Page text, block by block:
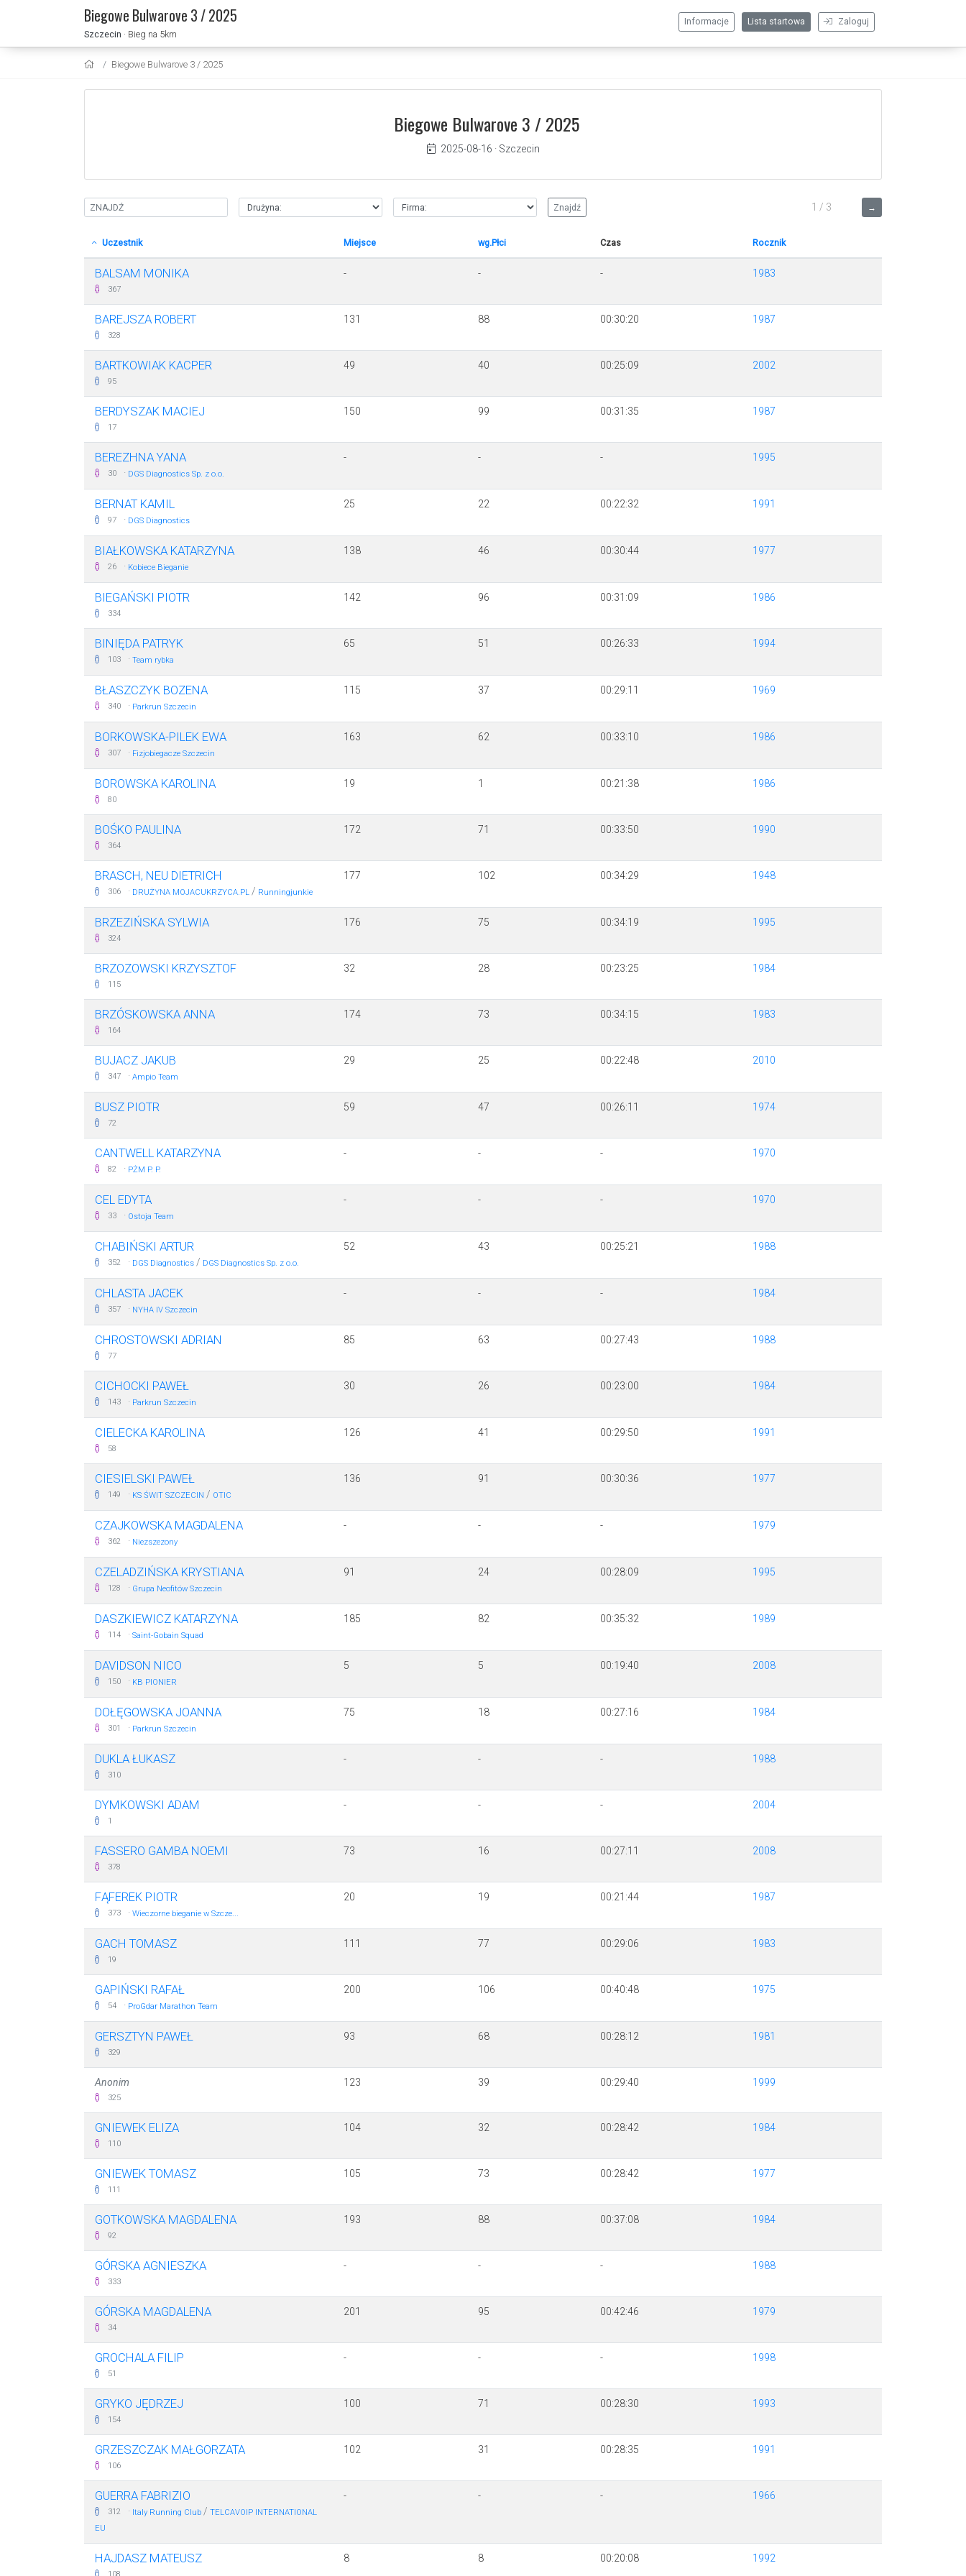
Biegowe Bulwarove 3 / 2025
Szczecin · Bieg na 5km
Zaloguj
Lista startowa
Informacje
Biegowe Bulwarove 3 / 2025
Biegowe Bulwarove 3 / 2025
2025-08-16 · Szczecin
→
1 / 3
Uczestnik Miejsce wg.Płci Czas Rocznik
BALSAM MONIKA
367
- - - 1983
BAREJSZA ROBERT
328
131 88 00:30:20 1987
BARTKOWIAK KACPER
95
49 40 00:25:09 2002
BERDYSZAK MACIEJ
17
150 99 00:31:35 1987
BEREZHNA YANA
30 · DGS Diagnostics Sp. z o.o.
- - - 1995
BERNAT KAMIL
97 · DGS Diagnostics
25 22 00:22:32 1991
BIAŁKOWSKA KATARZYNA
26 · Kobiece Bieganie
138 46 00:30:44 1977
BIEGAŃSKI PIOTR
334
142 96 00:31:09 1986
BINIĘDA PATRYK
103 · Team rybka
65 51 00:26:33 1994
BŁASZCZYK BOZENA
340 · Parkrun Szczecin
115 37 00:29:11 1969
BORKOWSKA-PILEK EWA
307 · Fizjobiegacze Szczecin
163 62 00:33:10 1986
BOROWSKA KAROLINA
80
19 1 00:21:38 1986
BOŚKO PAULINA
364
172 71 00:33:50 1990
BRASCH, NEU DIETRICH
306 · DRUŻYNA MOJACUKRZYCA.PL / Runningjunkie
177 102 00:34:29 1948
BRZEZIŃSKA SYLWIA
324
176 75 00:34:19 1995
BRZOZOWSKI KRZYSZTOF
115
32 28 00:23:25 1984
BRZÓSKOWSKA ANNA
164
174 73 00:34:15 1983
BUJACZ JAKUB
347 · Ampio Team
29 25 00:22:48 2010
BUSZ PIOTR
72
59 47 00:26:11 1974
CANTWELL KATARZYNA
82 · PŻM P. P.
- - - 1970
CEL EDYTA
33 · Ostoja Team
- - - 1970
CHABIŃSKI ARTUR
352 · DGS Diagnostics / DGS Diagnostics Sp. z o.o.
52 43 00:25:21 1988
CHLASTA JACEK
357 · NYHA IV Szczecin
- - - 1984
CHROSTOWSKI ADRIAN
77
85 63 00:27:43 1988
CICHOCKI PAWEŁ
143 · Parkrun Szczecin
30 26 00:23:00 1984
CIELECKA KAROLINA
58
126 41 00:29:50 1991
CIESIELSKI PAWEŁ
149 · KS ŚWIT SZCZECIN / OTIC
136 91 00:30:36 1977
CZAJKOWSKA MAGDALENA
362 · Niezszezony
- - - 1979
CZELADZIŃSKA KRYSTIANA
128 · Grupa Neofitów Szczecin
91 24 00:28:09 1995
DASZKIEWICZ KATARZYNA
114 · Saint-Gobain Squad
185 82 00:35:32 1989
DAVIDSON NICO
150 · KB PIONIER
5 5 00:19:40 2008
DOŁĘGOWSKA JOANNA
301 · Parkrun Szczecin
75 18 00:27:16 1984
DUKLA ŁUKASZ
310
- - - 1988
DYMKOWSKI ADAM
1
- - - 2004
FASSERO GAMBA NOEMI
378
73 16 00:27:11 2008
FĄFEREK PIOTR
373 · Wieczorne bieganie w Szcze...
20 19 00:21:44 1987
GACH TOMASZ
19
111 77 00:29:06 1983
GAPIŃSKI RAFAŁ
54 · ProGdar Marathon Team
200 106 00:40:48 1975
GERSZTYN PAWEŁ
329
93 68 00:28:12 1981
Anonim
325
123 39 00:29:40 1999
GNIEWEK ELIZA
110
104 32 00:28:42 1984
GNIEWEK TOMASZ
111
105 73 00:28:42 1977
GOTKOWSKA MAGDALENA
92
193 88 00:37:08 1984
GÓRSKA AGNIESZKA
333
- - - 1988
GÓRSKA MAGDALENA
34
201 95 00:42:46 1979
GROCHALA FILIP
51
- - - 1998
GRYKO JĘDRZEJ
154
100 71 00:28:30 1993
GRZESZCZAK MAŁGORZATA
106
102 31 00:28:35 1991
GUERRA FABRIZIO
312 · Italy Running Club / TELCAVOIP INTERNATIONAL
EU
- - - 1966
HAJDASZ MATEUSZ 8 8 00:20:08 1992